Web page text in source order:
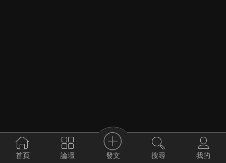
首頁 論壇 發文 搜尋 我的